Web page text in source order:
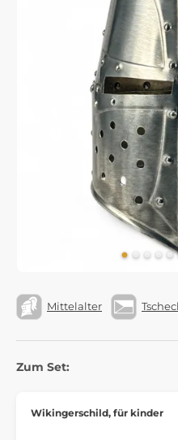
Mittelalter
Zum Set:
Wikingerschild, für kinder